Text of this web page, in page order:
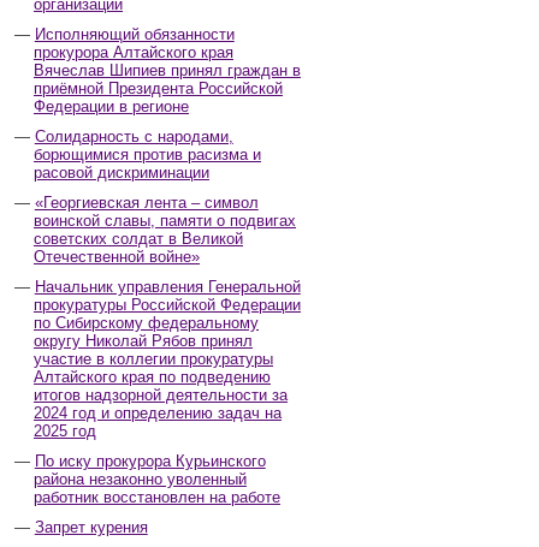
организаций
Исполняющий обязанности
прокурора Алтайского края
Вячеслав Шипиев принял граждан в
приёмной Президента Российской
Федерации в регионе
Солидарность с народами,
борющимися против расизма и
расовой дискриминации
«Георгиевская лента – символ
воинской славы, памяти о подвигах
советских солдат в Великой
Отечественной войне»
Начальник управления Генеральной
прокуратуры Российской Федерации
по Сибирскому федеральному
округу Николай Рябов принял
участие в коллегии прокуратуры
Алтайского края по подведению
итогов надзорной деятельности за
2024 год и определению задач на
2025 год
По иску прокурора Курьинского
района незаконно уволенный
работник восстановлен на работе
Запрет курения